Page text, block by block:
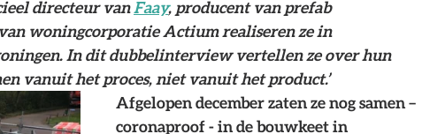
directeur van Faay, producent van prefab
woningcorporatie Actium realiseren ze in
In dit dubbelinterview vertellen ze over hun
vanuit het proces, niet vanuit het product.’
Afgelopen december zaten ze nog samen –
coronaproof - in de bouwkeet in